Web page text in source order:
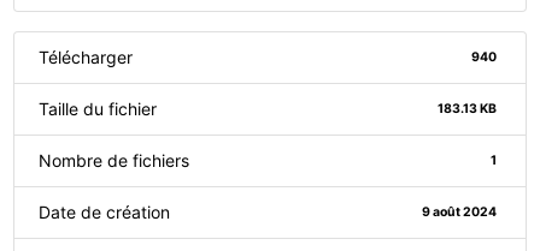
Télécharger 940
Taille du fichier 183.13 KB
Nombre de fichiers 1
Date de création 9 août 2024